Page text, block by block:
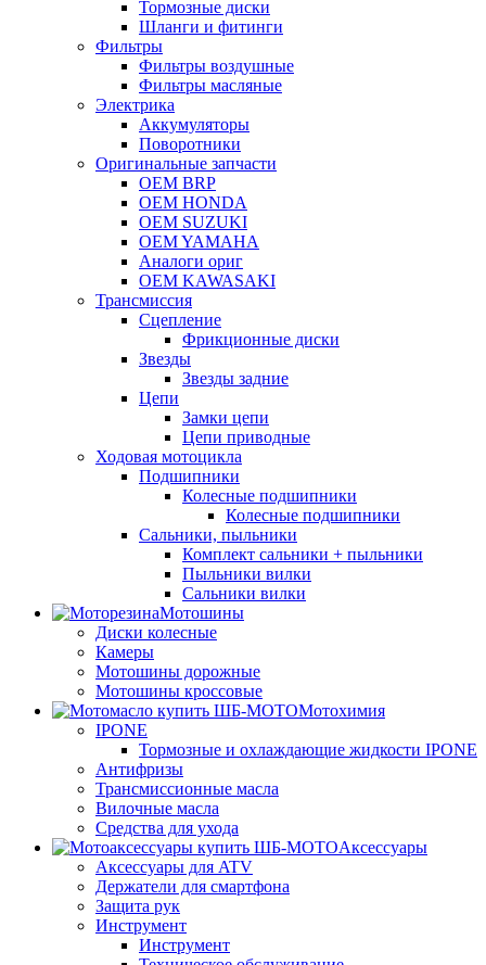
Тормозные диски
Шланги и фитинги
Фильтры
Фильтры воздушные
Фильтры масляные
Электрика
Аккумуляторы
Поворотники
Оригинальные запчасти
OEM BRP
OEM HONDA
OEM SUZUKI
OEM YAMAHA
Аналоги ориг
OEM KAWASAKI
Трансмиссия
Cцепление
Фрикционные диски
Звезды
Звезды задние
Цепи
Замки цепи
Цепи приводные
Ходовая мотоцикла
Подшипники
Колесные подшипники
Колесные подшипники
Сальники, пыльники
Комплект сальники + пыльники
Пыльники вилки
Сальники вилки
Мотошины
Диски колесные
Камеры
Мотошины дорожные
Мотошины кроссовые
Мотохимия
IPONE
Тормозные и охлаждающие жидкости IPONE
Антифризы
Трансмиссионные масла
Вилочные масла
Средства для ухода
Аксессуары
Аксессуары для ATV
Держатели для смартфона
Защита рук
Инструмент
Инструмент